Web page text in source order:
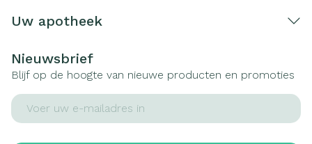
Uw apotheek
Nieuwsbrief
Blijf op de hoogte van nieuwe producten en promoties
E-mail adres